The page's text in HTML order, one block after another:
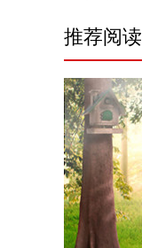
推荐阅读